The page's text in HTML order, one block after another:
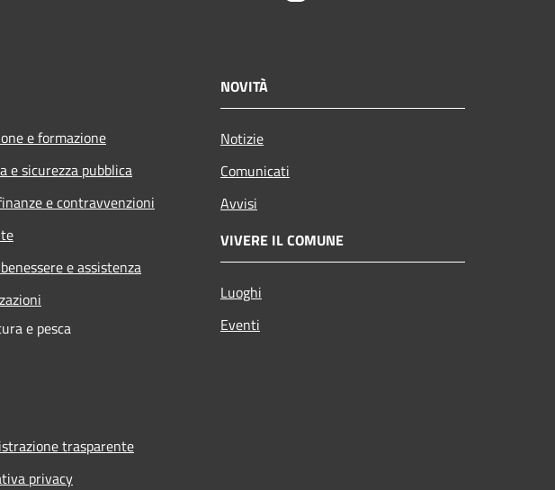
e formazione
e sicurezza pubblica
e contravvenzioni
e assistenza
e pesca
NOVITÀ
Notizie
Comunicati
Avvisi
VIVERE IL COMUNE
Luoghi
Eventi
trasparente
privacy